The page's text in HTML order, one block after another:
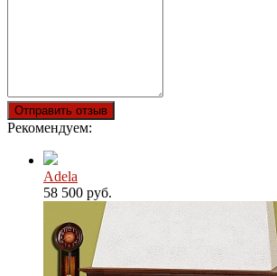
Отправить отзыв
Рекомендуем:
Adela
58 500 руб.